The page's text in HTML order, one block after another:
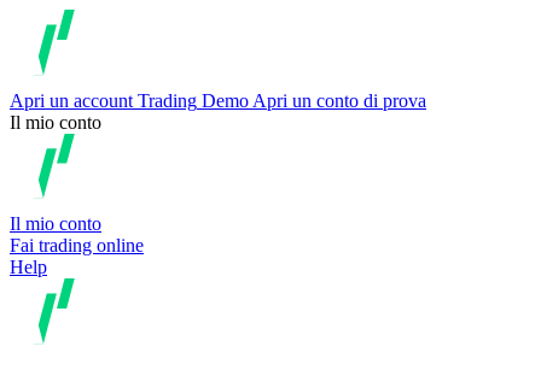
Apri un account Trading Demo Apri un conto di prova
Il mio conto
Il mio conto
Fai trading online
Help